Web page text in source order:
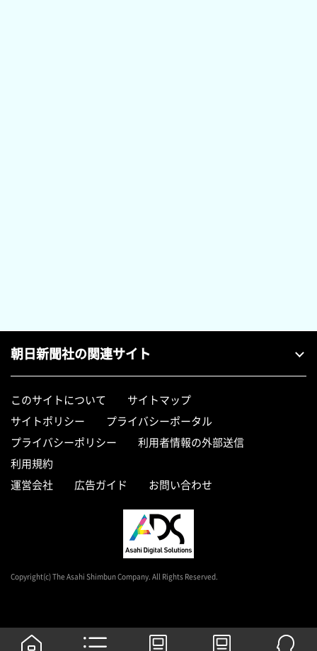
朝日新聞社の関連サイト
このサイトについて
サイトマップ
サイトポリシー
プライバシーポータル
プライバシーポリシー
利用者情報の外部送信
利用規約
運営会社
広告ガイド お問い合わせ
Copyright(c) The Asahi Shimbun Company. All Rights Reserved.